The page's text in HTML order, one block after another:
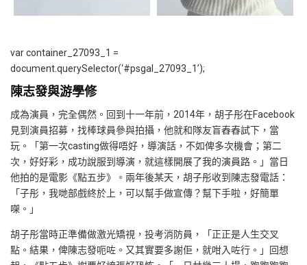
var container_27093_1 =
document.querySelector(‘#psgal_27093_1’);
陳志發與游學修
成為演員，完全偶然。回到十一年前，2014年，胡子彤在Facebook
見到演員招募，找棒球員參與拍攝，他就和隊友盲舂舂試下，當
玩。「第一次casting做得唔好，導演話，不如俾多次機會；第二
次，好好彩，成功說服到導演，就這樣開展了我的演員路。」當日
他拍的是電影《點五步》。兩年後某天，胡子彤收到陳志發電話：
「子彤，我哋部戲終於上，可以幫手做宣傳？幫下手啦，好簡單
㗎。」
胡子彤當時正準備做激光矯視，投考消防員，「正正是人生交叉
點。結果，俾陳志發呃咗。又其實要多謝佢，就咁入咗行。」回想